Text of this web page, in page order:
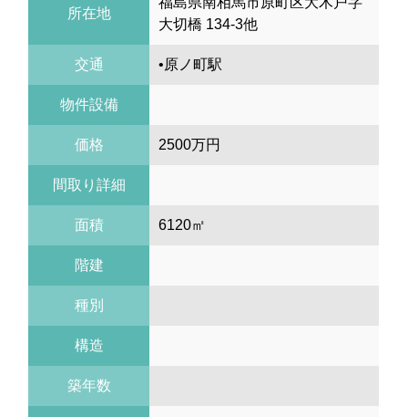
所在地
大切橋 134-3他
交通 •原ノ町駅
物件設備
価格 2500万円
間取り詳細
面積 6120㎡
階建
種別
構造
築年数